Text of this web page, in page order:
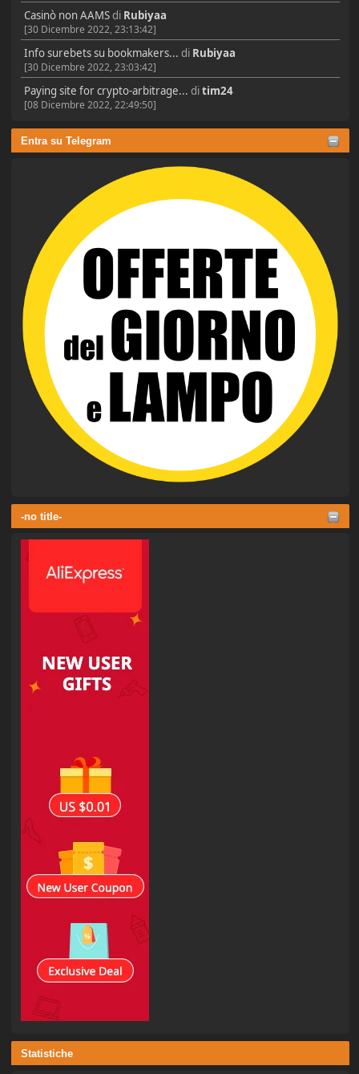
Casinò non AAMSdi Rubiyaa
[30 Dicembre 2022, 23:13:42]
Info surebets su bookmakers... di Rubiyaa
[30 Dicembre 2022, 23:03:42]
Paying site for crypto-arbitrage... ditim24
[08 Dicembre 2022, 22:49:50]
Entra su Telegram
-no title-
Statistiche